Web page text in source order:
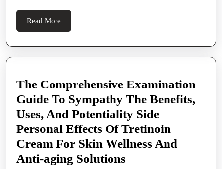
Read More
More
The Comprehensive Examination
Guide To Sympathy The Benefits,
Uses, And Potentiality Side
Personal Effects Of Tretinoin
Cream For Skin Wellness And
Anti-aging Solutions